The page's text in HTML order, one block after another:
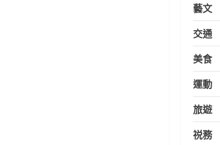
藝文
交通
美食
運動
旅遊
祱務